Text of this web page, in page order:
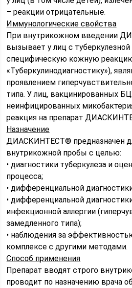
– реакции отрицательные.
Иммунологические свойства
При внутрикожном введении
вызывает у лиц с
специфическую кожную
«Туберкулинодиагностику»),
проявлением
типа. У лиц, вакцинированных
неинфицированных
реакция на препарат
Назначение
ДИАСКИНТЕСТ® предназначен
внутрикожной пробы с целью:
• диагностики туберкулеза и
процесса;
• дифференциальной
• дифференциальной
инфекционной аллергии
замедленного типа);
• наблюдения за
комплексе с другими методами.
Способ применения
Препарат вводят строго
проводит по назначению врача